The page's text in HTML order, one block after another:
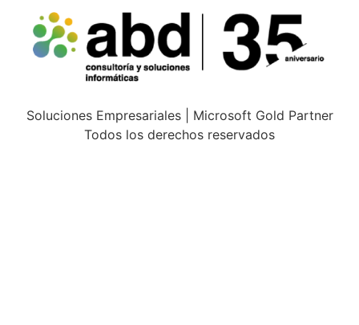
Soluciones Empresariales | Microsoft Gold Partner
Todos los derechos reservados